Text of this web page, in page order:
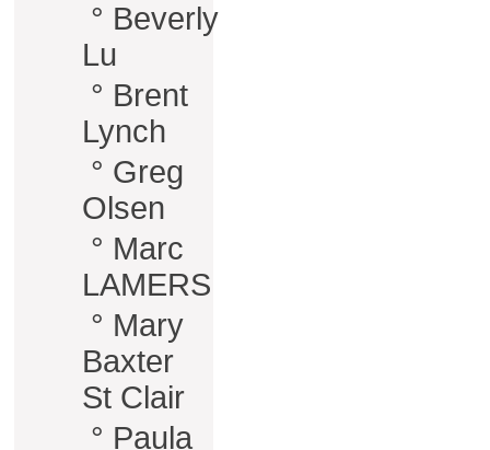
° Beverly
Lu
° Brent
Lynch
° Greg
Olsen
° Marc
LAMERS
° Mary
Baxter
St Clair
° Paula